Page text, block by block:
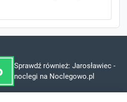
Sprawdź również: Jarosławiec -
noclegi na Noclegowo.pl